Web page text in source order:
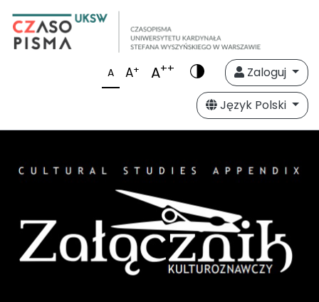
A A+ A++
Zaloguj
Język Polski